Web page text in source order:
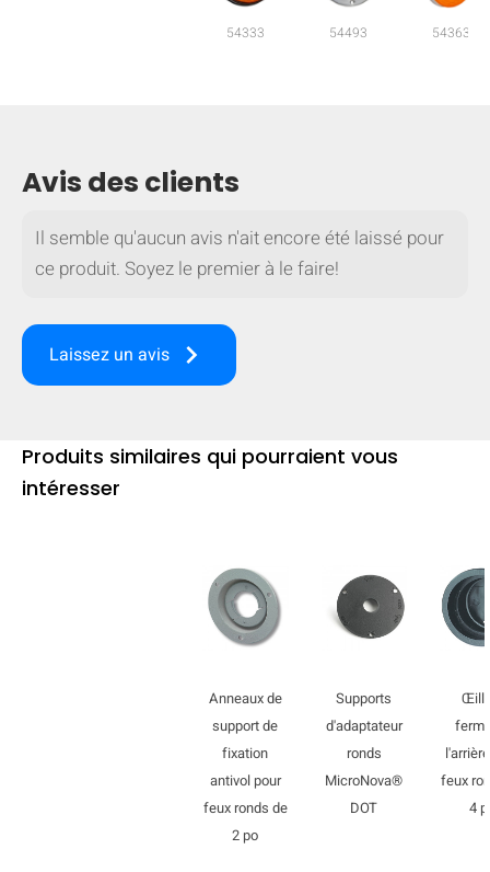
Comparer
keyboard_arrow_downMASQUER
mobile_display_warn Please
turn your phone to ]
54333 54493 54363
Avis des clients
Il semble qu'aucun avis n'ait encore été laissé pour
ce produit. Soyez le premier à le faire!
Laissez un avis keyboard_arrow_right
Produits similaires qui pourraient vous
intéresser
Anneaux de
support de
fixation
antivol pour
feux ronds de
2 po
Supports
d'adaptateur
ronds
MicroNova®
DOT
feux
4